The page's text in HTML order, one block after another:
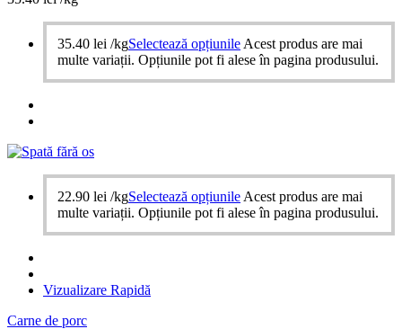
35.40 lei /kgSelectează opțiunile Acest produs are mai
multe variații. Opțiunile pot fi alese în pagina produsului.
22.90 lei /kgSelectează opțiunile Acest produs are mai
multe variații. Opțiunile pot fi alese în pagina produsului.
Vizualizare Rapidă
Carne de porc